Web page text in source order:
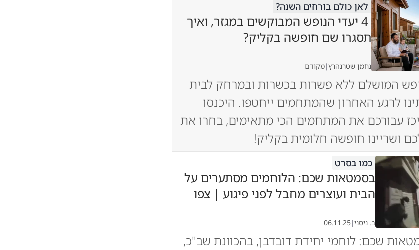
לאן כולם בורחים השנה?
4 יעדי הנופש המבוקשים במגזר, ואיך
תסגרו שם חופשה בקליק?
נחמן שטרנהרץ|מקודם
המושלם ללא פשרות בכשרות ובמרחק לבית
לרגע האחרון שהמתחמים ייחטפו. היכנסו
עבורכם את המתחמים הכי מתאימים, בחרו את
ושריינו חופשה חלומית בקליק!
כמו בסרט
בסמטאות שכם: הלוחמים מסתערים על
הבית ועוצרים מחבל לפני פיגוע | צפו
ב. ניסני|
06.11.25
שכם: לוחמי יחידת דובדבן, בהכוונת שב"כ,